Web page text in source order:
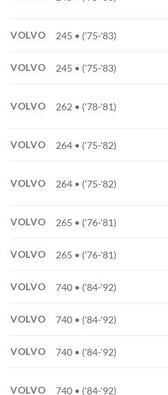
VOLVO 245 • ('75-'83)
VOLVO 245 • ('75-'83)
VOLVO 262 • ('78-'81)
VOLVO 264 • ('75-'82)
VOLVO 264 • ('75-'82)
VOLVO 265 • ('76-'81)
VOLVO 265 • ('76-'81)
VOLVO 740 • ('84-'92)
VOLVO 740 • ('84-'92)
VOLVO 740 • ('84-'92)
VOLVO 740 • ('84-'92)